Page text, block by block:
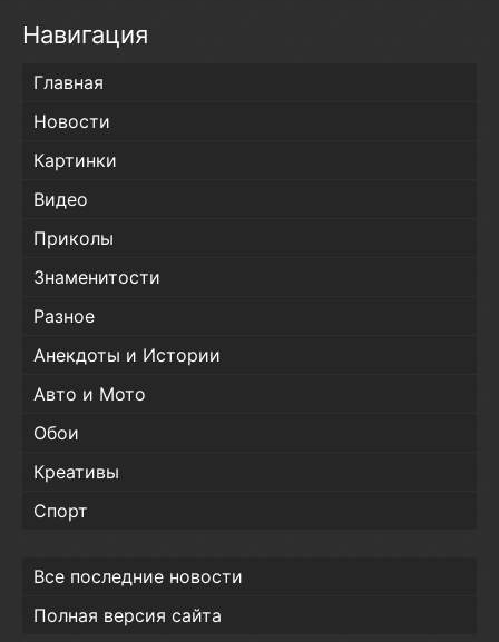
Навигация
Главная
Новости
Картинки
Видео
Приколы
Знаменитости
Разное
Анекдоты и Истории
Авто и Мото
Обои
Креативы
Спорт
Все последние новости
Полная версия сайта